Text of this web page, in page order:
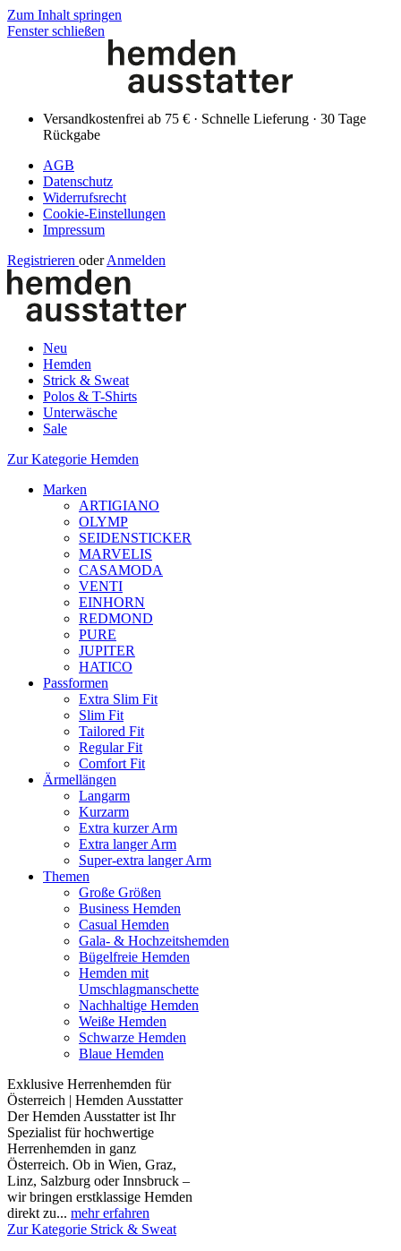
Zum Inhalt springen
Fenster schließen
Versandkostenfrei ab 75 € · Schnelle Lieferung · 30 Tage
Rückgabe
AGB
Datenschutz
Widerrufsrecht
Cookie-Einstellungen
Impressum
Registrieren oder Anmelden
Neu
Hemden
Strick & Sweat
Polos & T-Shirts
Unterwäsche
Sale
Zur Kategorie Hemden
Marken
ARTIGIANO
OLYMP
SEIDENSTICKER
MARVELIS
CASAMODA
VENTI
EINHORN
REDMOND
PURE
JUPITER
HATICO
Passformen
Extra Slim Fit
Slim Fit
Tailored Fit
Regular Fit
Comfort Fit
Ärmellängen
Langarm
Kurzarm
Extra kurzer Arm
Extra langer Arm
Super-extra langer Arm
Themen
Große Größen
Business Hemden
Casual Hemden
Gala- & Hochzeitshemden
Bügelfreie Hemden
Hemden mit
Umschlagmanschette
Nachhaltige Hemden
Weiße Hemden
Schwarze Hemden
Blaue Hemden
Exklusive Herrenhemden für
Österreich | Hemden Ausstatter
Der Hemden Ausstatter ist Ihr
Spezialist für hochwertige
Herrenhemden in ganz
Österreich. Ob in Wien, Graz,
Linz, Salzburg oder Innsbruck –
wir bringen erstklassige Hemden
direkt zu... mehr erfahren
Zur Kategorie Strick & Sweat